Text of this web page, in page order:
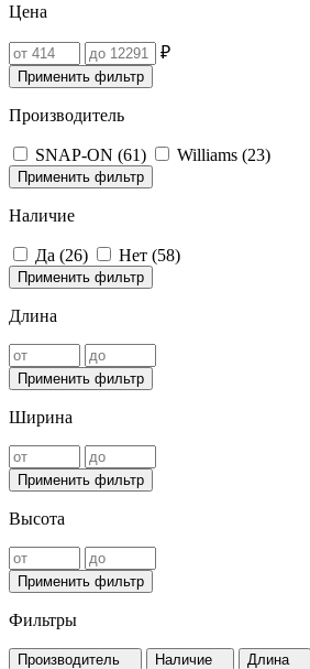
Цена
₽
Применить фильтр
Производитель
SNAP-ON (61) Williams (23)
Применить фильтр
Наличие
Да (26) Нет (58)
Применить фильтр
Длина
Применить фильтр
Ширина
Применить фильтр
Высота
Применить фильтр
Фильтры
Производитель Наличие Длина